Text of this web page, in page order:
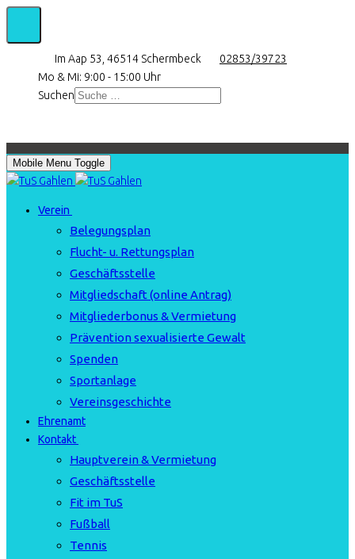
Im Aap 53, 46514 Schermbeck
02853/39723
Mo & Mi: 9:00 - 15:00 Uhr
Suchen
Mobile Menu Toggle
Verein
Belegungsplan
Flucht- u. Rettungsplan
Geschäftsstelle
Mitgliedschaft (online Antrag)
Mitgliederbonus & Vermietung
Prävention sexualisierte Gewalt
Spenden
Sportanlage
Vereinsgeschichte
Ehrenamt
Kontakt
Hauptverein & Vermietung
Geschäftsstelle
Fit im TuS
Fußball
Tennis